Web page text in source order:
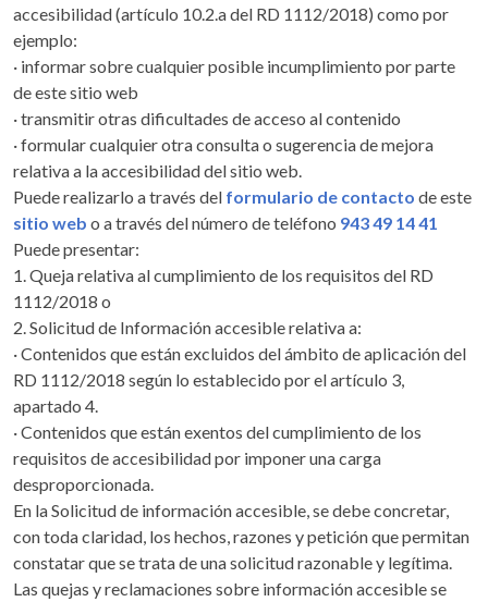
accesibilidad (artículo 10.2.a del RD 1112/2018) como por
ejemplo:
· informar sobre cualquier posible incumplimiento por parte
de este sitio web
· transmitir otras dificultades de acceso al contenido
· formular cualquier otra consulta o sugerencia de mejora
relativa a la accesibilidad del sitio web.
Puede realizarlo a través del formulario de contacto de este
sitio web o a través del número de teléfono 943 49 14 41
Puede presentar:
1. Queja relativa al cumplimiento de los requisitos del RD
1112/2018 o
2. Solicitud de Información accesible relativa a:
· Contenidos que están excluidos del ámbito de aplicación del
RD 1112/2018 según lo establecido por el artículo 3,
apartado 4.
· Contenidos que están exentos del cumplimiento de los
requisitos de accesibilidad por imponer una carga
desproporcionada.
En la Solicitud de información accesible, se debe concretar,
con toda claridad, los hechos, razones y petición que permitan
constatar que se trata de una solicitud razonable y legítima.
Las quejas y reclamaciones sobre información accesible se